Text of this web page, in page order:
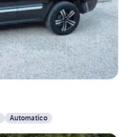
Automatico